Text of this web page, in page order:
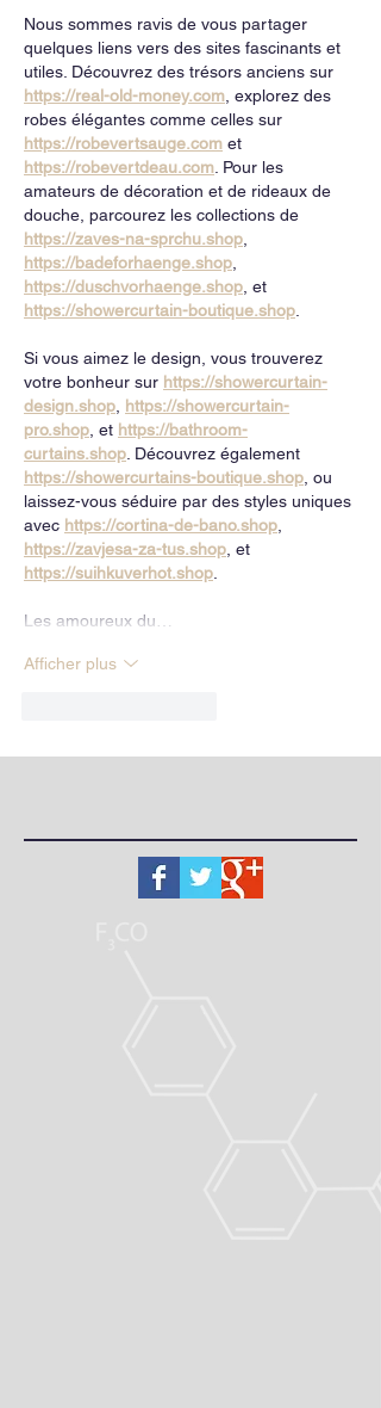
Nous sommes ravis de vous partager
quelques liens vers des sites fascinants et
utiles. Découvrez des trésors anciens sur
https://real-old-money.com , explorez des
robes élégantes comme celles sur
https://robevertsauge.com et
https://robevertdeau.com . Pour les
amateurs de décoration et de rideaux de
douche, parcourez les collections de
https://zaves-na-sprchu.shop
https://badeforhaenge.shop
https://duschvorhaenge.shop , et
https://showercurtain-boutique.shop
Si vous aimez le design, vous trouverez
votre bonheur sur https://showercurtain-
design.shop https://showercurtain-
pro.shop , et https://bathroom-
curtains.shop . Découvrez également
https://showercurtains-boutique.shop , ou
laissez-vous séduire par des styles uniques
avec https://cortina-de-bano.shop
https://zavjesa-za-tus.shop , et
https://suihkuverhot.shop
Les amoureux du…
Afficher plus